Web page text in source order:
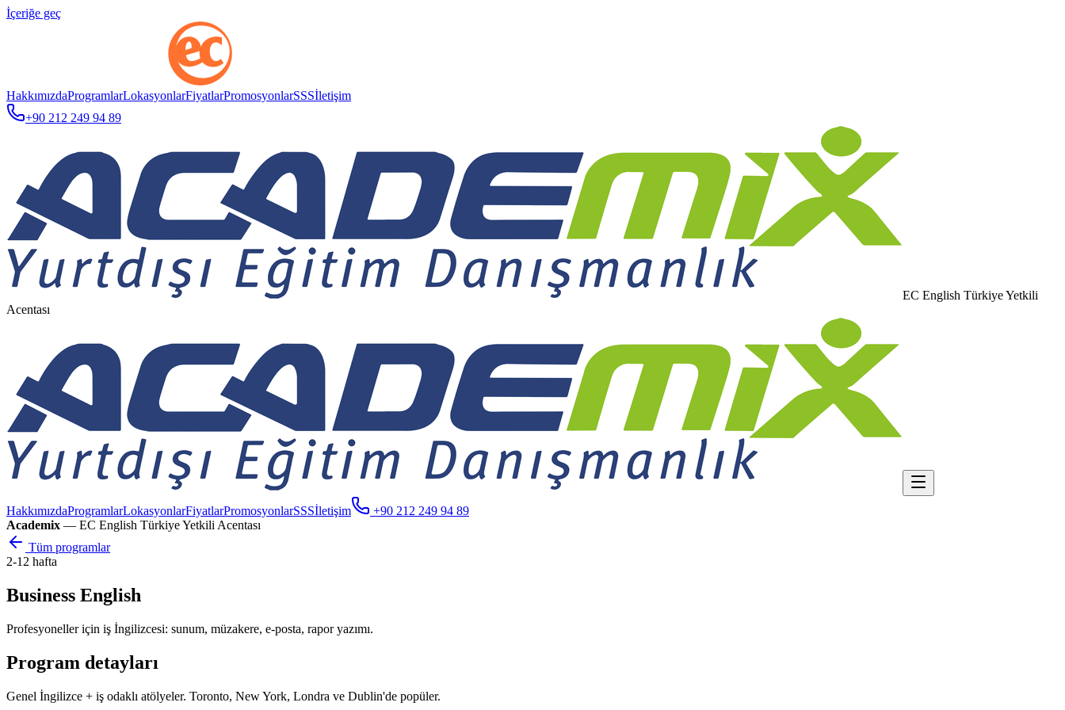
İçeriğe geç
HakkımızdaProgramlarLokasyonlarFiyatlarPromosyonlarSSSİletişim
+90 212 249 94 89
EC English Türkiye Yetkili
Acentası
HakkımızdaProgramlarLokasyonlarFiyatlarPromosyonlarSSSİletişim
+90 212 249 94 89
Academix — EC English Türkiye Yetkili Acentası
Tüm programlar
2-12 hafta
Business English
Profesyoneller için iş İngilizcesi: sunum, müzakere, e-posta, rapor yazımı.
Program detayları
Genel İngilizce + iş odaklı atölyeler. Toronto, New York, Londra ve Dublin'de popüler.